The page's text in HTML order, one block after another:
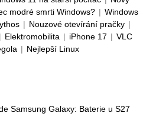
modré smrti Windows? | Windows
| Nouzové otevírání pračky |
| Elektromobilita | iPhone 17 | VLC
| Nejlepší Linux
Samsung Galaxy: Baterie u S27